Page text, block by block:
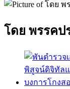
โดย พรรคป